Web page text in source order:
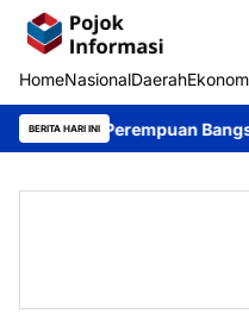
HomeNasionalDaerah
BERITA HARI INI
Bangsa Kalteng Periode